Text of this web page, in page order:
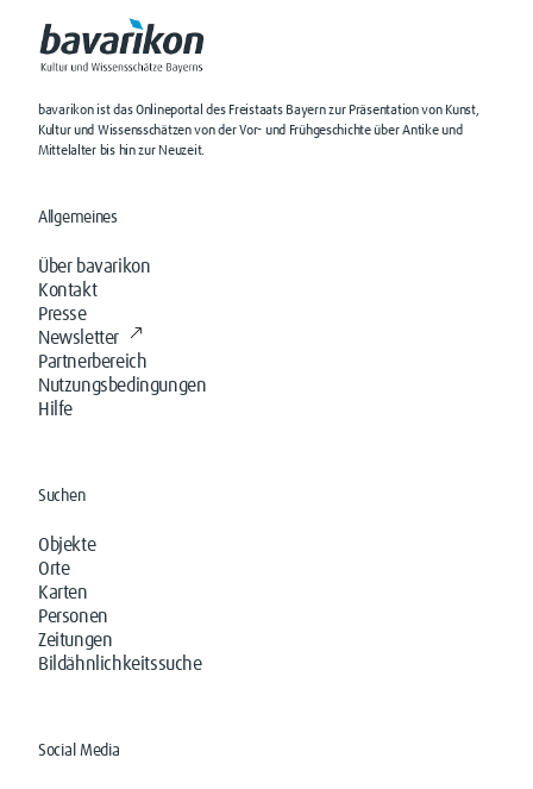
bavarikon ist das Onlineportal des Freistaats Bayern zur Präsentation von Kunst,
Kultur und Wissensschätzen von der Vor- und Frühgeschichte über Antike und
Mittelalter bis hin zur Neuzeit.
Allgemeines
Über bavarikon
Kontakt
Presse
Newsletter
Partnerbereich
Nutzungsbedingungen
Hilfe
Suchen
Objekte
Orte
Karten
Personen
Zeitungen
Bildähnlichkeitssuche
Social Media